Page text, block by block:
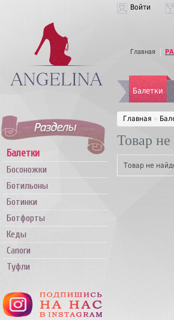
Войти
Главная
Балетки
Балетки
Босоножки
Ботильоны
Ботинки
Ботфорты
Кеды
Сапоги
Туфли
Главная »
Товар
Товар не